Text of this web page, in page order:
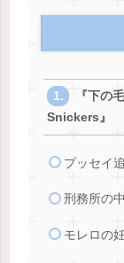
『下の
Snickers』
プッセイ
刑務所の
モレロの